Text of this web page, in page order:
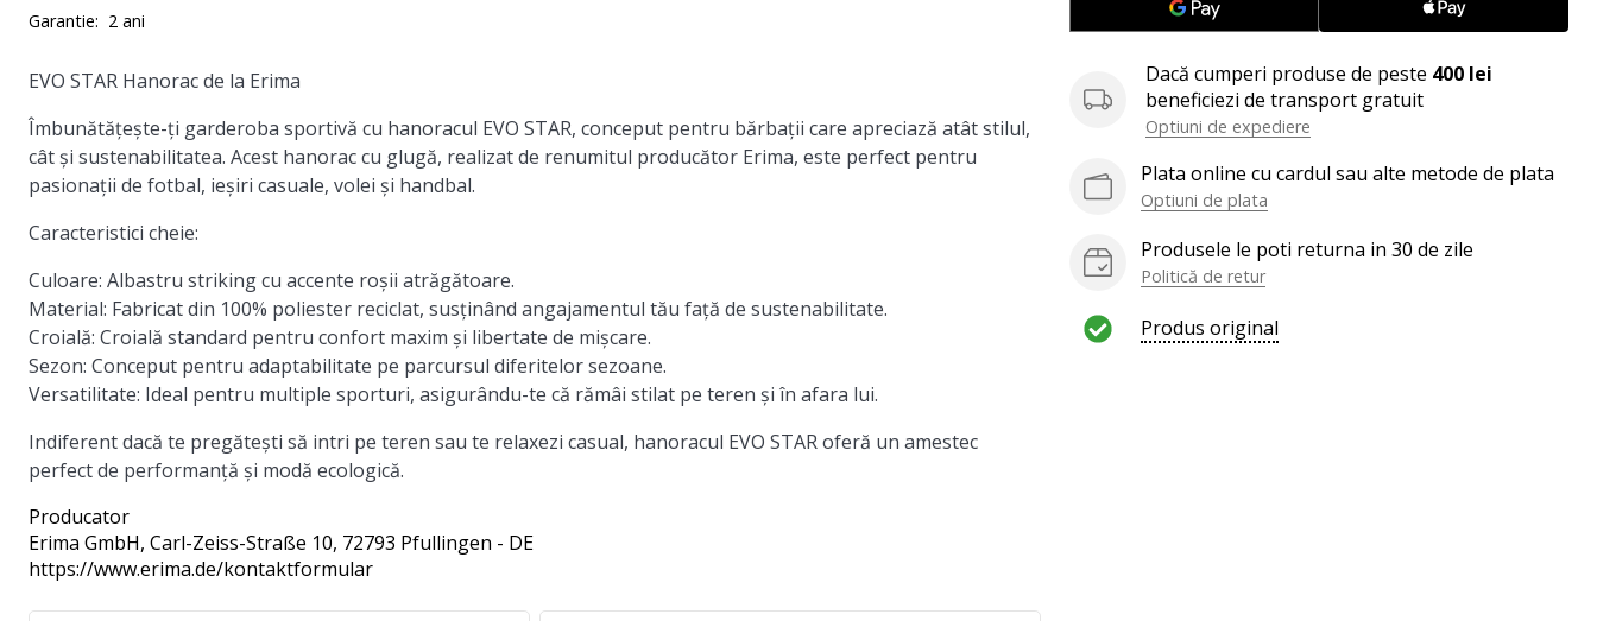
Dacă cumperi produse de peste 400 lei
beneficiezi de transport gratuit
Optiuni de expediere
Plata online cu cardul sau alte metode de plata
Optiuni de plata
Produsele le poti returna in 30 de zile
Politică de retur
Produs original
Garantie: 2 ani
EVO STAR Hanorac de la Erima
Îmbunătățește-ți garderoba sportivă cu hanoracul EVO STAR, conceput pentru bărbații care apreciază atât stilul,
cât și sustenabilitatea. Acest hanorac cu glugă, realizat de renumitul producător Erima, este perfect pentru
pasionații de fotbal, ieșiri casuale, volei și handbal.
Caracteristici cheie:
Culoare: Albastru striking cu accente roșii atrăgătoare.
Material: Fabricat din 100% poliester reciclat, susținând angajamentul tău față de sustenabilitate.
Croială: Croială standard pentru confort maxim și libertate de mișcare.
Sezon: Conceput pentru adaptabilitate pe parcursul diferitelor sezoane.
Versatilitate: Ideal pentru multiple sporturi, asigurându-te că rămâi stilat pe teren și în afara lui.
Indiferent dacă te pregătești să intri pe teren sau te relaxezi casual, hanoracul EVO STAR oferă un amestec
perfect de performanță și modă ecologică.
Producator
Erima GmbH, Carl-Zeiss-Straße 10, 72793 Pfullingen - DE
https://www.erima.de/kontaktformular